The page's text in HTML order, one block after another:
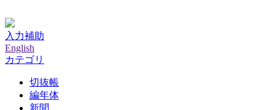
入力補助
English
カテゴリ
切抜帳
編年体
新聞